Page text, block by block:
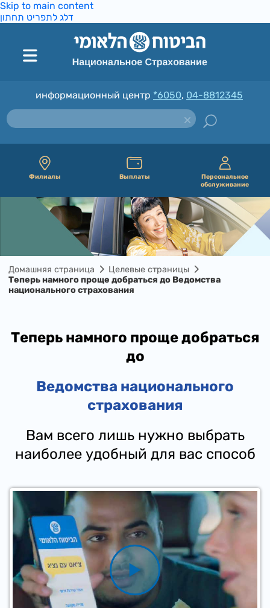
Skip to main content
דלג לתפריט תחתון
информационный центр *6050, 04-8812345
Филиалы Выплаты
Персональное
обслуживание
Домашняя страница
Целевые страницы
Теперь намного проще добраться до Ведомства
национального страхования
Теперь намного проще добраться
до
Ведомства национального
страхования
​Вам всего лишь нужно выбрать
наиболее удобный для вас способ